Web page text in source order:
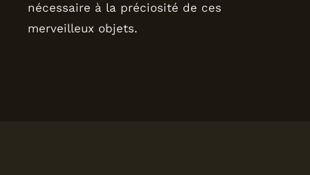
nécessaire à la préciosité de ces
merveilleux objets.